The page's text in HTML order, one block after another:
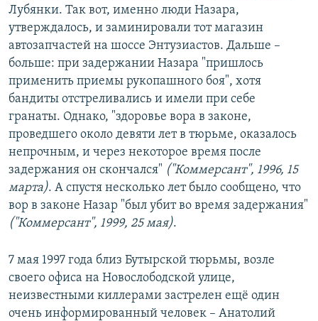
Лубянки. Так вот, именно люди Назара,
утверждалось, и заминировали тот магазин
автозапчастей на шоссе Энтузиастов. Дальше –
больше: при задержании Назара "пришлось
применить приемы рукопашного боя", хотя
бандиты отстреливались и имели при себе
гранаты. Однако, "здоровье вора в законе,
проведшего около девяти лет в тюрьме, оказалось
непрочным, и через некоторое время после
задержания он скончался" ("Коммерсант", 1996, 15
марта). А спустя несколько лет было сообщено, что
вор в законе Назар "был убит во время задержания"
("Коммерсант", 1999, 25 мая).
7 мая 1997 года близ Бутырской тюрьмы, возле
своего офиса на Новослободской улице,
неизвестными киллерами застрелен ещё один
очень информированный человек – Анатолий